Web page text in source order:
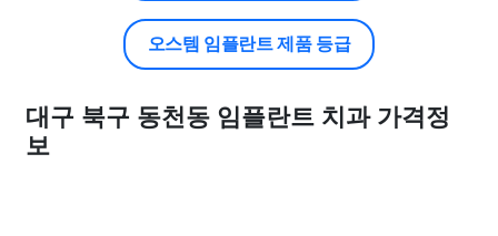
오스템 임플란트 제품 등급
대구 북구 동천동 임플란트 치과 가격정
보